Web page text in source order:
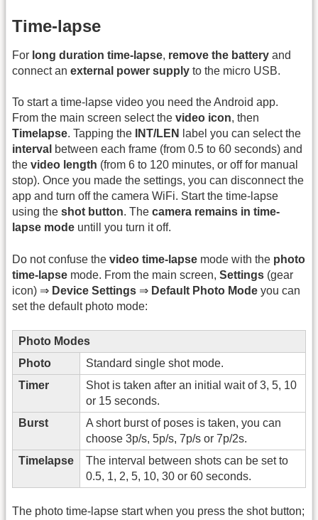
Time-lapse
For long duration time-lapse, remove the battery and
connect an external power supply to the micro USB.
To start a time-lapse video you need the Android app.
From the main screen select the video icon, then
Timelapse. Tapping the INT/LEN
label you can select the
interval between each frame (from 0.5 to 60 seconds) and
the video length (from 6 to 120 minutes, or off for manual
stop). Once you made the settings, you can disconnect the
app and turn off the camera WiFi. Start the time-lapse
using the shot button. The camera remains in time-
lapse mode untill you turn it off.
Do not confuse the video time-lapse mode with the photo
time-lapse mode. From the main screen, Settings (gear
icon) ⇒ Device Settings ⇒ Default Photo Mode you can
set the default photo mode:
Photo Modes
Photo
Standard single shot mode.
Timer
Shot is taken after an initial wait of 3, 5, 10
or 15 seconds.
Burst
A short burst of poses is taken, you can
choose 3p/s, 5p/s, 7p/s or 7p/2s.
Timelapse
The interval between shots can be set to
0.5, 1, 2, 5, 10, 30 or 60 seconds.
The photo time-lapse start when you press the shot button;